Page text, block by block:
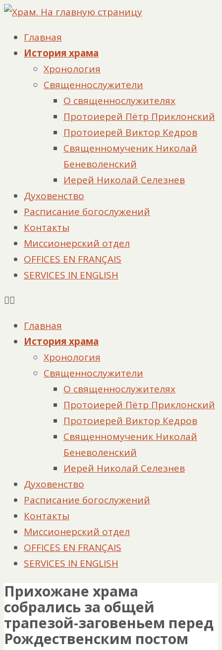
Главная
История храма
Хронология
Священнослужители
О священнослужителях
Протоиерей Пётр Приклонский
Протоиерей Виктор Кедров
Священномученик Николай
Беневоленский
Иерей Николай Селезнев
Духовенство
Расписание богослужений
Контакты
Миссионерский отдел
OFFICES EN FRANÇAIS
SERVICES IN ENGLISH
Главная
История храма
Хронология
Священнослужители
О священнослужителях
Протоиерей Пётр Приклонский
Протоиерей Виктор Кедров
Священномученик Николай
Беневоленский
Иерей Николай Селезнев
Духовенство
Расписание богослужений
Контакты
Миссионерский отдел
OFFICES EN FRANÇAIS
SERVICES IN ENGLISH
Прихожане храма
собрались за общей
трапезой-заговеньем перед
Рождественским постом